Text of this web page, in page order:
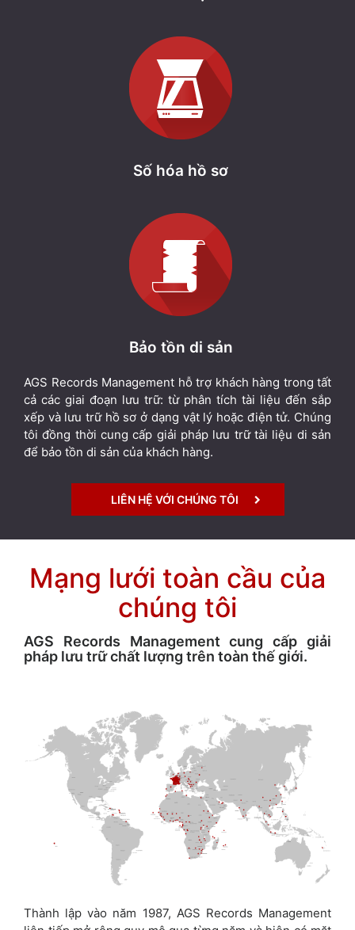
Số hóa hồ sơ
Bảo tồn di sản
AGS Records Management hỗ trợ khách hàng trong tất
cả các giai đoạn lưu trữ: từ phân tích tài liệu đến sắp
xếp và lưu trữ hồ sơ ở dạng vật lý hoặc điện tử. Chúng
tôi đồng thời cung cấp giải pháp lưu trữ tài liệu di sản
để bảo tồn di sản của khách hàng.
LIÊN HỆ VỚI CHÚNG TÔI
Mạng lưới toàn cầu của
chúng tôi
AGS Records Management cung cấp giải
pháp lưu trữ chất lượng trên toàn thế giới.
Thành lập vào năm 1987, AGS Records Management